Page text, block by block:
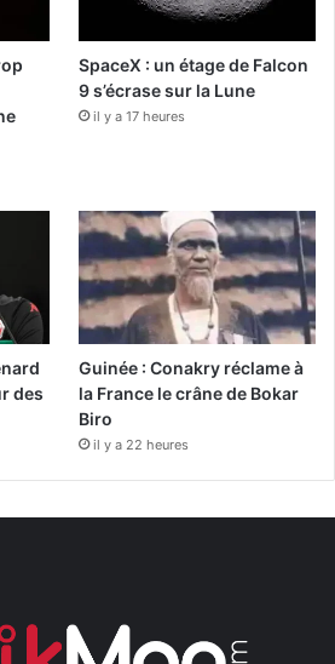
SpaceX : un étage de Falcon
9 s’écrase sur la Lune
il y a 17 heures
des
Guinée : Conakry réclame à
la France le crâne de Bokar
Biro
il y a 22 heures